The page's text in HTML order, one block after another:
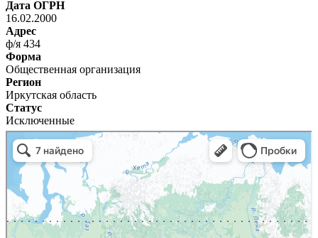
Дата ОГРН
16.02.2000
Адрес
ф/я 434
Форма
Общественная организация
Регион
Иркутская область
Статус
Исключенные